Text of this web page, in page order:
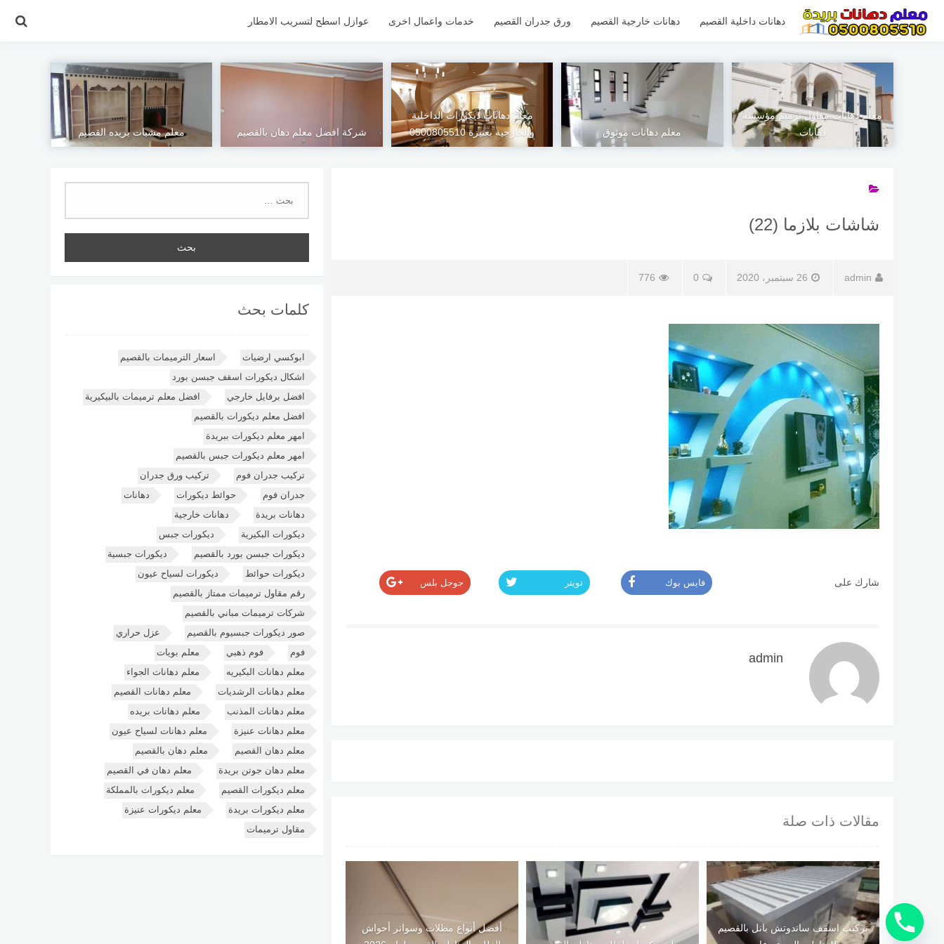
المحتوى
دهانات داخلية القصيم دهانات خارجية القصيم ورق جدران القصيم خدمات واعمال اخرى عوازل اسطح لتسريب الامطار
معلم دهانات مقاول ترميم مؤسسه
دهانات
معلم دهانات موثوق
معلم دهانات ديكورات الداخلية
والخارجية بعنيزة 0500805510
شركة افضل معلم دهان بالقصيم معلم مشبات بريده القصيم
شاشات بلازما (22)
admin 26 سبتمبر، 2020 0
776
شارك على فايس بوك تويتر جوجل بلس
admin
مقالات ذات صلة
تركيب اسقف ساندوتش بانل بالقصيم
أفضل أنواع مظلات وسواتر أحواش
كلمات بحث
ابوكسي ارضيات
اسعار الترميمات بالقصيم
اشكال ديكورات اسقف جبسن بورد
افضل برفايل خارجي
افضل معلم ترميمات بالبيكيرية
افضل معلم ديكورات بالقصيم
امهر معلم ديكورات ببريدة
امهر معلم ديكورات جبس بالقصيم
تركيب جدران فوم
تركيب ورق جدران
جدران فوم
حوائط ديكورات
دهانات
دهانات بريدة
دهانات خارجية
ديكورات البكيرية
ديكورات جبس
ديكورات جبسن بورد بالقصيم
ديكورات جبسية
ديكورات حوائط
ديكورات لسياح عيون
رقم مقاول ترميمات ممتاز بالقصيم
شركات ترميمات مباني بالقصيم
صور ديكورات جبسيوم بالقصيم
عزل حراري
فوم
فوم ذهبي
معلم بويات
معلم دهانات البكيريه
معلم دهانات الجواء
معلم دهانات الرشديات
معلم دهانات القصيم
معلم دهانات المذنب
معلم دهانات بريده
معلم دهانات عنيزة
معلم دهانات لسياح عيون
معلم دهان القصيم
معلم دهان بالقصيم
معلم دهان جوتن بريدة
معلم دهان في القصيم
معلم ديكورات القصيم
معلم ديكورات بالمملكة
معلم ديكورات بريدة
معلم ديكورات عنيزة
مقاول ترميمات